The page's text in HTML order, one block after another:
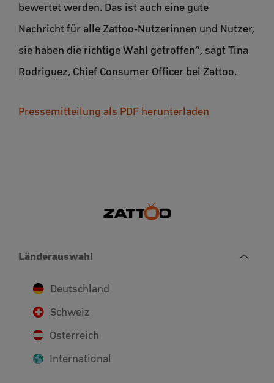
bewertet werden. Das ist auch eine gute
Nachricht für alle Zattoo-Nutzerinnen und Nutzer,
sie haben die richtige Wahl getroffen“, sagt Tina
Rodriguez, Chief Consumer Officer bei Zattoo.
Pressemitteilung als PDF herunterladen
Länderauswahl
Deutschland
Schweiz
Österreich
International